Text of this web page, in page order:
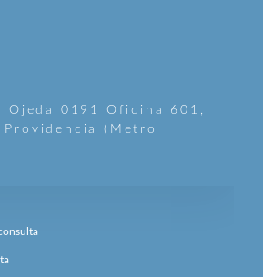
Ojeda 0191 Oficina 601,
Providencia (Metro